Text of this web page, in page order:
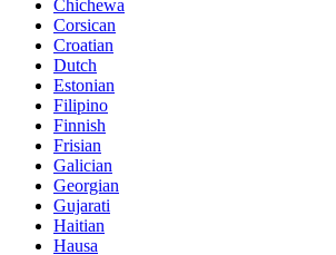
Chichewa
Corsican
Croatian
Dutch
Estonian
Filipino
Finnish
Frisian
Galician
Georgian
Gujarati
Haitian
Hausa